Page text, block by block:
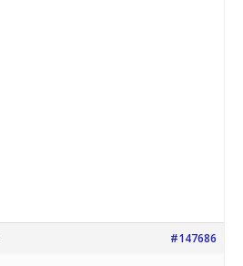
#147686